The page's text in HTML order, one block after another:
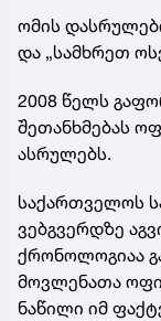
ომის
და „სამხრეთ
2008 წელს
შეთანხმებას
ასრულებს.
საქართველოს
ვებგვერდზე
ქრონოლოგიაა
მოვლენათა
ნაწილი იმ